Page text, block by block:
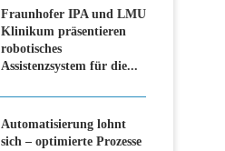
Fraunhofer IPA und LMU
Klinikum präsentieren
robotisches
Assistenzsystem für die...
Automatisierung lohnt
sich – optimierte Prozesse